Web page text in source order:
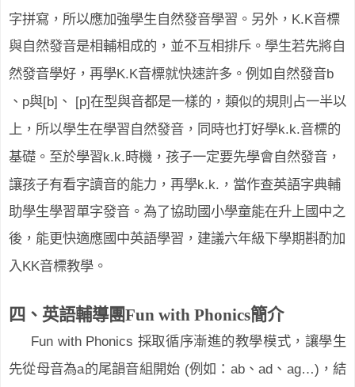
字拼寫，所以應加強學生自然發音學習。另外， K.K音標
與自然發音是相輔相成的，並不互相排斥。學生若先將自
然發音學好，再學K.K音標就快速許多。例如自然發音b
、 p與[b] 、 [p]在型與音都是一樣的，類似的規則占一半以
上，所以學生在學習自然發音，同時也打好學k.k.音標的
基礎。至於學習k.k.時機，孩子一定要先學會自然發音，
讓孩子有看字讀音的能力，再學k.k. ，當作查英語字典輔
助學生學習單字發音。為了協助國小學童能在升上國中之
後，能更快適應國中英語學習，建議六年級下學期斟酌加
入KK音標教學。
四、英語輔導團Fun with Phonics簡介
Fun with Phonics 採取循序漸進的教學模式，讓學生
先從母音為a的尾韻音組開始 (例如： ab、 ad 、 ag…) ，結